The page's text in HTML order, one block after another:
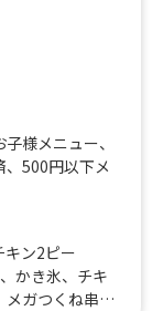
子様メニュー、
、 500円以下メ
キン2ピー
かき氷、チキ
メガつくね串